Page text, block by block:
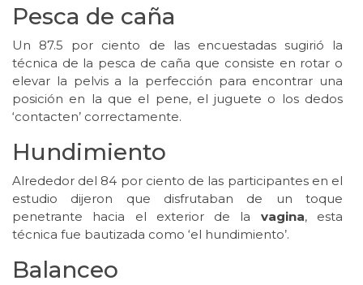
Pesca de caña
Un 87.5 por ciento de las encuestadas sugirió la
técnica de la pesca de caña que consiste en rotar o
elevar la pelvis a la perfección para encontrar una
posición en la que el pene, el juguete o los dedos
‘contacten’ correctamente.
Hundimiento
Alrededor del 84 por ciento de las participantes en el
estudio dijeron que disfrutaban de un toque
penetrante hacia el exterior de la vagina, esta
técnica fue bautizada como ‘el hundimiento’.
Balanceo